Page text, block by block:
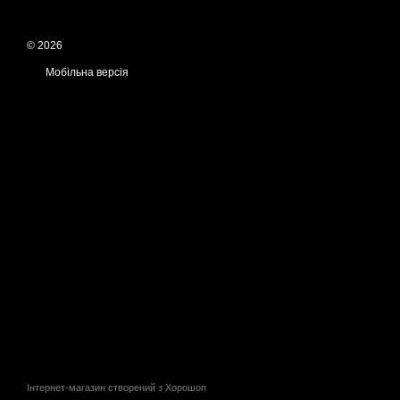
© 2026
Мобільна версія
Інтернет-магазин створений з Хорошоп